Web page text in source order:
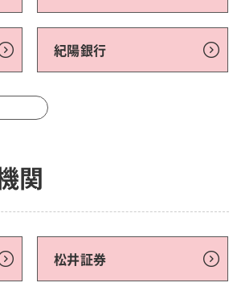
紀陽銀行
関
松井証券